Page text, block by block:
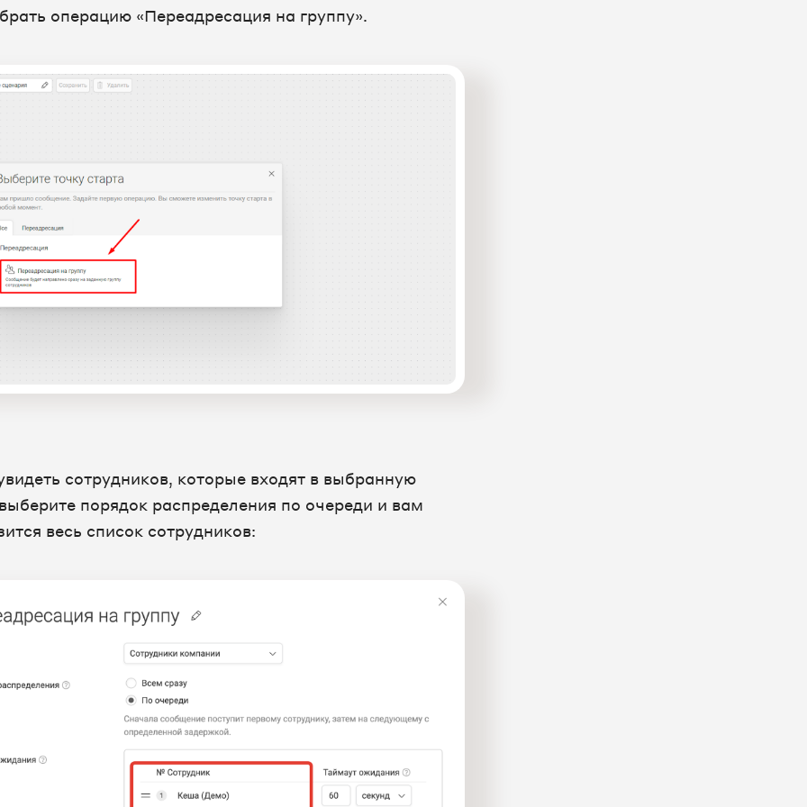
операцию «Переадресация на группу».
сотрудников, которые входят в выбранную
порядок распределения по очереди и вам
весь список сотрудников: